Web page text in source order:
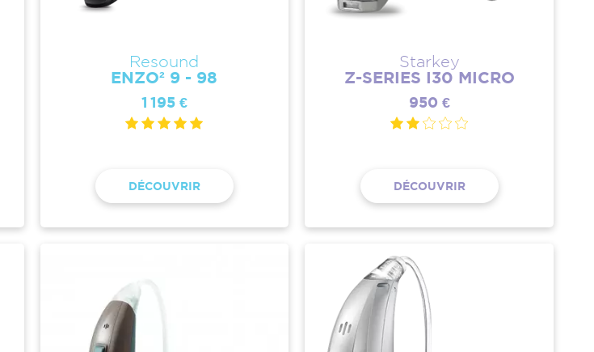
Resound
ENZO² 9 - 98
1 195 €
DÉCOUVRIR
Starkey
Z-SERIES I30 MICRO
950 €
DÉCOUVRIR